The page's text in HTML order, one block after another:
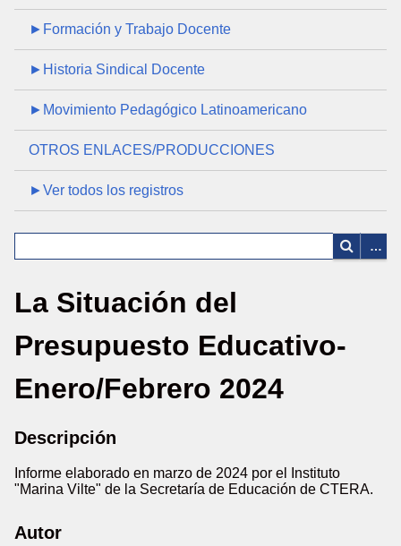
►Formación y Trabajo Docente
►Historia Sindical Docente
►Movimiento Pedagógico Latinoamericano
OTROS ENLACES/PRODUCCIONES
►Ver todos los registros
La Situación del
Presupuesto Educativo-
Enero/Febrero 2024
Descripción
Informe elaborado en marzo de 2024 por el Instituto
"Marina Vilte" de la Secretaría de Educación de CTERA.
Autor